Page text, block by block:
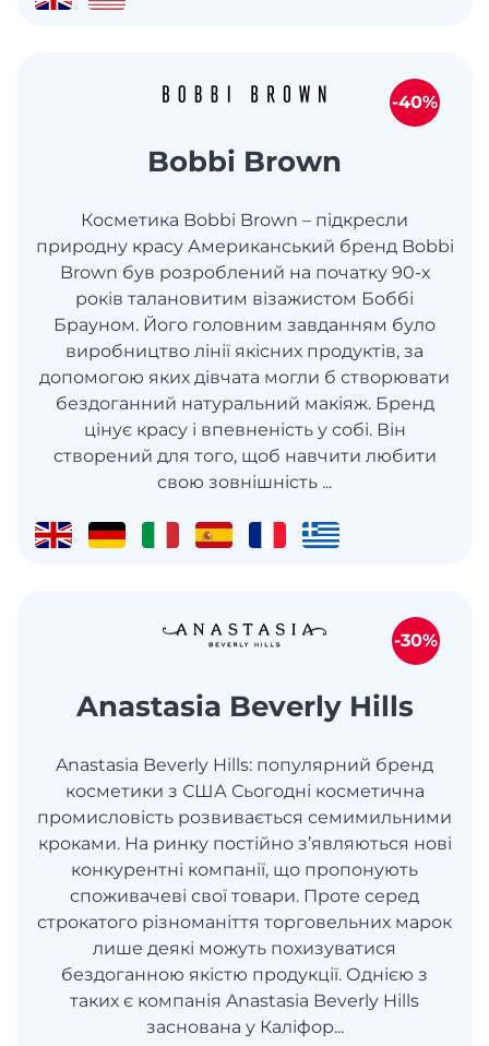
Bobbi Brown
Косметика Bobbi Brown – підкресли
природну красу Американський бренд Bobbi
Brown був розроблений на початку 90-х
років талановитим візажистом Боббі
Брауном. Його головним завданням було
виробництво лінії якісних продуктів, за
допомогою яких дівчата могли б створювати
бездоганний натуральний макіяж. Бренд
цінує красу і впевненість у собі. Він
створений для того, щоб навчити любити
свою зовнішність ...
-40%
Anastasia Beverly Hills
Anastasia Beverly Hills: популярний бренд
косметики з США Сьогодні косметична
промисловість розвивається семимильними
кроками. На ринку постійно з’являються нові
конкурентні компанії, що пропонують
споживачеві свої товари. Проте серед
строкатого різноманіття торговельних марок
лише деякі можуть похизуватися
бездоганною якістю продукції. Однією з
таких є компанія Anastasia Beverly Hills
заснована у Каліфор...
-30%